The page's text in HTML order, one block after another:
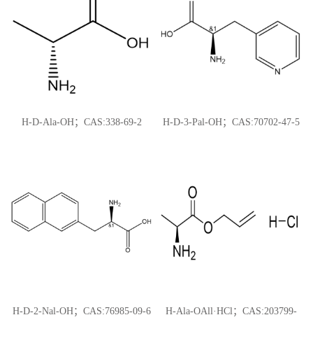
H-D-Ala-OH；CAS:338-69-2 H-D-3-Pal-OH；CAS:70702-47-5
H-D-2-Nal-OH；CAS:76985-09-6
H-Ala-OAll·HCl；CAS:203799-